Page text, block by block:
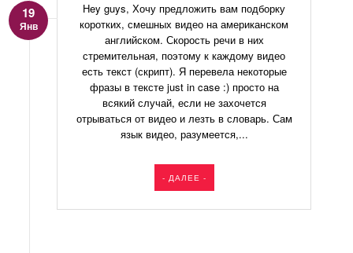
19
Янв
Hey guys, Хочу предложить вам подборку
коротких, смешных видео на американском
английском. Скорость речи в них
стремительная, поэтому к каждому видео
есть текст (скрипт). Я перевела некоторые
фразы в тексте just in case :) просто на
всякий случай, если не захочется
отрываться от видео и лезть в словарь. Сам
язык видео, разумеется,...
- ДАЛЕЕ -